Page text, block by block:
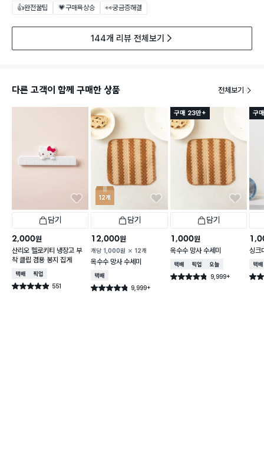
👍완전꿀팁 💗구매욕상승 👀궁금증해결
144개 리뷰 전체보기
다른 고객이 함께 구매한 상품 전체보기
담기
2,000원
산리오 헬로키티 냉장고 부
착 클립 겸용 봉지 집게
택배배송매장픽업
별점 4.9점 551
건 작성
12개
담기
12,000원
개당 1,000원 12개
옥수수 망사 수세미
택배배송
별점 4.8점 9,999+
건 작성
구매 23만+
담기
1,000원
옥수수 망사 수세미
택배배송매장픽업오늘배송
별점 4.8점 9,999+
건 작성
구
싱크
택배
별점